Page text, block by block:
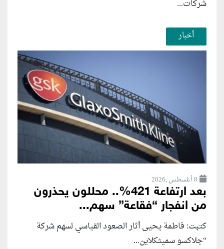
شركات...
أخبار
8 أغسطس ,2026
بعد ارتفاعة 421%.. محللون يحذرون
من انفجار “فقاعة” سهم...
كتبت: فاطمة يحيى أثار الصعود القياسي لسهم شركة
“جلاكسو سميثكلاين...